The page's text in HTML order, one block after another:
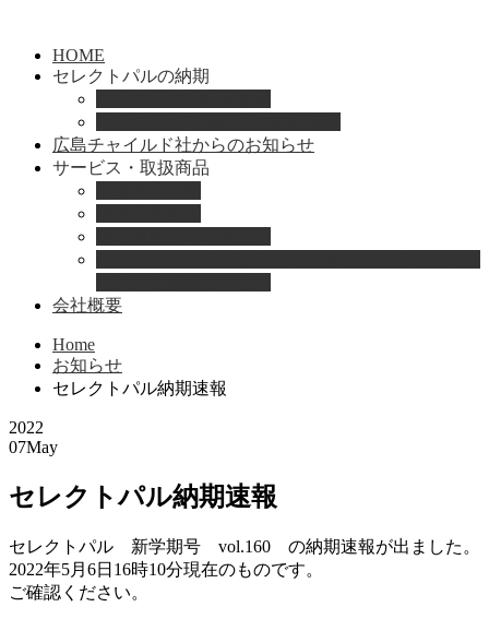
HOME
セレクトパルの納期
広島チャイルド社からのお知らせ
サービス・取扱商品
会社概要
Home
お知らせ
セレクトパル納期速報
2022
07May
セレクトパル納期速報
セレクトパル 新学期号 vol.160 の納期速報が出ました。
2022年5月6日16時10分現在のものです。
ご確認ください。